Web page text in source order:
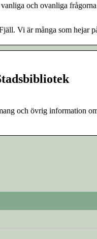
och ovanliga
Vi är många som hejar
och övrig information